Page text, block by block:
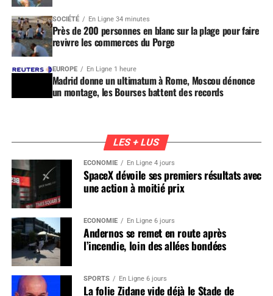
SOCIÉTÉ En Ligne 34 minutes
Près de 200 personnes en blanc sur la plage pour faire
revivre les commerces du Porge
EUROPE En Ligne 1 heure
Madrid donne un ultimatum à Rome, Moscou dénonce
un montage, les Bourses battent des records
LES + LUS
ÉCONOMIE En Ligne 4 jours
SpaceX dévoile ses premiers résultats avec
une action à moitié prix
ÉCONOMIE En Ligne 6 jours
Andernos se remet en route après
l’incendie, loin des allées bondées
SPORTS En Ligne 6 jours
La folie Zidane vide déjà le Stade de